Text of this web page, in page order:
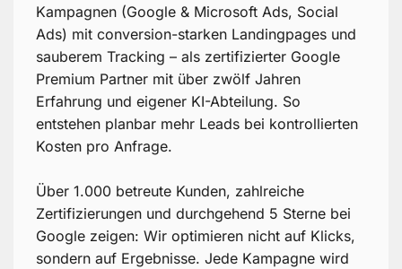
Kampagnen (Google & Microsoft Ads, Social
Ads) mit conversion-starken Landingpages und
sauberem Tracking – als zertifizierter Google
Premium Partner mit über zwölf Jahren
Erfahrung und eigener KI-Abteilung. So
entstehen planbar mehr Leads bei kontrollierten
Kosten pro Anfrage.
Über 1.000 betreute Kunden, zahlreiche
Zertifizierungen und durchgehend 5 Sterne bei
Google zeigen: Wir optimieren nicht auf Klicks,
sondern auf Ergebnisse. Jede Kampagne wird